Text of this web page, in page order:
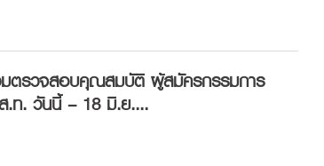
ตรวจสอบคุณสมบัติ ผู้สมัครกรรมการ
.ท. วันนี้ – 18 มิ.ย....